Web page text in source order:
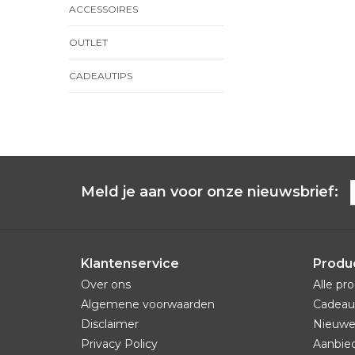
ACCESSOIRES
OUTLET
CADEAUTIPS
Meld je aan voor onze nieuwsbrief:
Klantenservice
Over ons
Algemene voorwaarden
Disclaimer
Privacy Policy
Alle